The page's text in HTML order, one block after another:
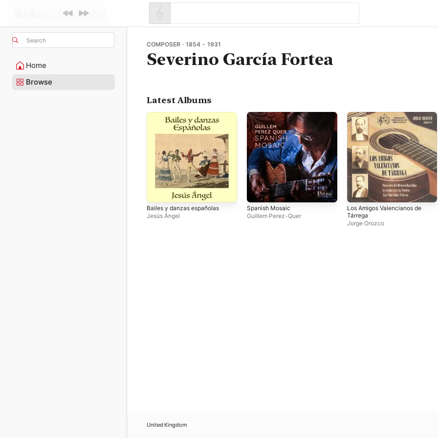
Search
Home
Browse
COMPOSER · 1854 - 1931
Severino García Fortea
Latest Albums
Bailes y danzas españolas
Jesús Ángel
Spanish Mosaic
Guillem Perez-Quer
Los Amigos Valencianos de
Tárrega
Jorge Orozco
United Kingdom